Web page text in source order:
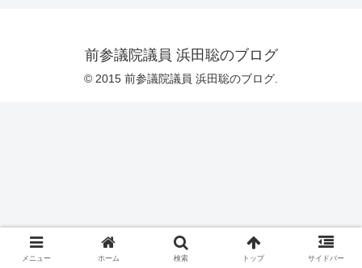
前参議院議員 浜田聡のブログ
© 2015 前参議院議員 浜田聡のブログ.
メニュー ホーム 検索 トップ サイドバー